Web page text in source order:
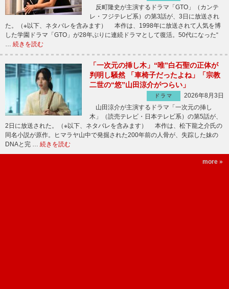
反町隆史が主演するドラマ「GTO」（カンテ
レ・フジテレビ系）の第3話が、3日に放送され
た。（※以下、ネタバレを含みます） 本作は、1998年に放送されて人気を博
した学園ドラマ「GTO」が28年ぶりに連続ドラマとして復活。50代になった“
… 続きを読む
「一次元の挿し木」“唯”白石聖の正体が
判明し騒然 「車椅子だったよね」「宗教
二世の“悠”山田涼介がつらい」
ドラマ
2026年8月3日
山田涼介が主演するドラマ「一次元の挿し
木」（読売テレビ・日本テレビ系）の第5話が、
2日に放送された。（※以下、ネタバレを含みます） 本作は、松下龍之介氏の
同名小説が原作。ヒマラヤ山中で発掘された200年前の人骨が、失踪した妹の
DNAと完 … 続きを読む
more »